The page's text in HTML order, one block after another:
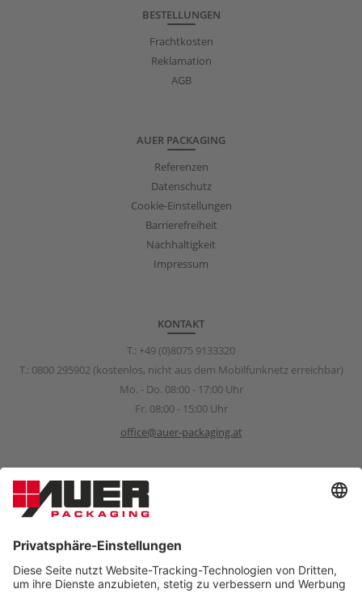
BESTELLUNGEN
Frachtkosten
Reklamation
AGB
AUER PACKAGING
Referenzen
Datenschutz
Cookie-Einstellungen
Barrierefreiheit
Nachhaltigkeit
Impressum
KONTAKT
T.: +49 (0)8075 9133320
T.: 0800 295902(kostenlos, nicht aus dem Mobilfunknetz erreichbar)
Mo. - Do. 08:00 - 17:00 Uhr
Fr. 08:00 - 15:00 Uhr
office@auer-packaging.at
Sponsoring Anfragen
sponsoring@auer-packaging.com